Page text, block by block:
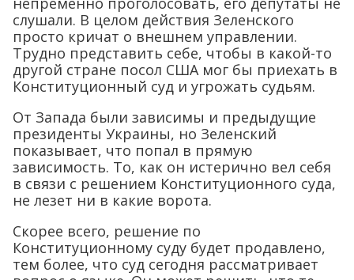
слушали. В целом действия Зеленского
просто кричат о внешнем управлении.
Трудно представить себе, чтобы в какой-то
другой стране посол США мог бы приехать в
Конституционный суд и угрожать судьям.
От Запада были зависимы и предыдущие
президенты Украины, но Зеленский
показывает, что попал в прямую
зависимость. То, как он истерично вел себя
в связи с решением Конституционного суда,
не лезет ни в какие ворота.
Скорее всего, решение по
Конституционному суду будет продавлено,
тем более, что суд сегодня рассматривает